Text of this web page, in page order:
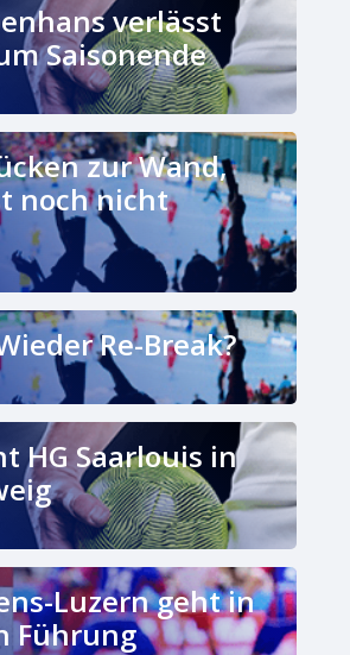
verlässt
Saisonende
zur Wand,
noch nicht
Re-Break?
HG Saarlouis in
Luzern geht in
Führung